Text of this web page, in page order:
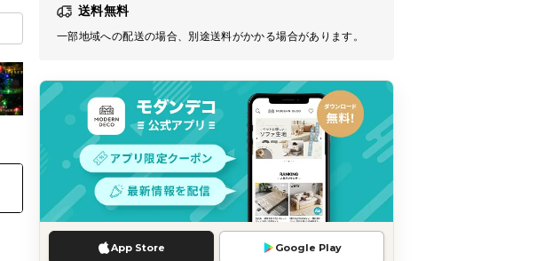
送料無料
一部地域への配送の場合、別途送料がかかる場合があります。
App Store Google Play